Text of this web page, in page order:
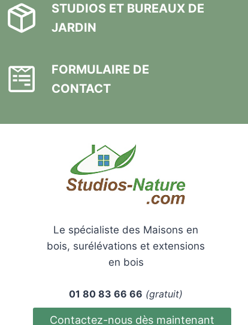
STUDIOS ET BUREAUX DE
JARDIN
FORMULAIRE DE
CONTACT
Le spécialiste des Maisons en
bois, surélévations et extensions
en bois
01 80 83 66 66 (gratuit)
Contactez-nous dès maintenant